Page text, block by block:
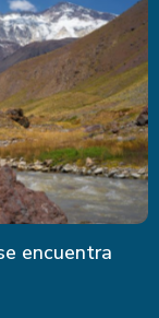
encuentra